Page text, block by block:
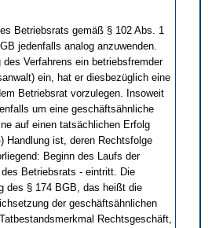
Betriebsrats gemäß § 102 Abs. 1
jedenfalls analog anzuwenden.
des Verfahrens ein betriebsfremder
ein, hat er diesbezüglich eine
Betriebsrat vorzulegen. Insoweit
um eine geschäftsähnliche
auf einen tatsächlichen Erfolg
Handlung ist, deren Rechtsfolge
Beginn des Laufs der
Betriebsrats - eintritt. Die
des § 174 BGB, das heißt die
der geschäftsähnlichen
Rechtsgeschäft,